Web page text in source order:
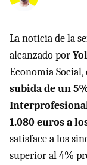
La noticia de la
alcanzado por
Economía
subida de un
1.080 euros a
satisface a los
superior al 4%